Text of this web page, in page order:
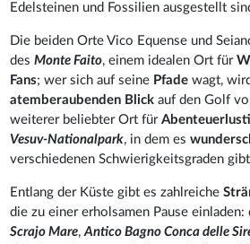
Edelsteinen und Fossilien ausgestellt
Die beiden Orte Vico Equense und
desMonte Faito, einem idealen Ort für
Fans; wer sich auf seine Pfadewagt,
atemberaubenden Blick auf den Golf
weiterer beliebter Ort für
Vesuv-Nationalpark, in dem es
verschiedenen Schwierigkeitsgraden
Entlang der Küste gibt es zahlreiche
die zu einer erholsamen Pause
Scrajo Mare,Antico Bagno Conca delle